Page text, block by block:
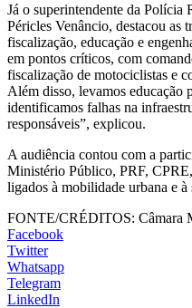
Já o superintendente da
Péricles Venâncio, destacou as
fiscalização, educação e
em pontos críticos, com
fiscalização de motociclistas e
Além disso, levamos educação
identificamos falhas na
responsáveis”, explicou.
A audiência contou com a
Ministério Público, PRF,
ligados à mobilidade urbana e à
FONTE/CRÉDITOS: Câmara
Facebook
Twitter
Whatsapp
Telegram
LinkedIn